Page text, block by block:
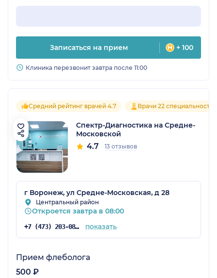
Записаться на прием + 100
Клиника перезвонит завтра после 11:00
Средний рейтинг врачей 4.7 Врачи 22 специальностей
Спектр-Диагностика на Средне-
Московской
4.7 13 отзывов
г Воронеж, ул Средне-Московская, д 28
Центральный район
Откроется завтра в 08:00
+7 (473) 203-08-36 показать
Прием флеболога
500 ₽